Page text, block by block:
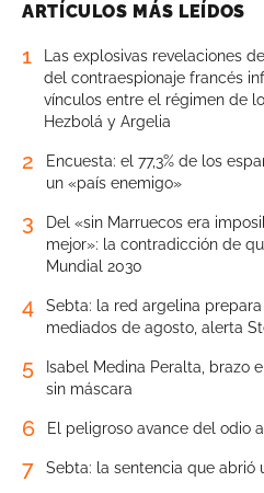
ARTÍCULOS MÁS LEÍDOS
1
Las explosivas revelaciones
del contraespionaje francés
vínculos entre el régimen de
Hezbolá y Argelia
2
Encuesta: el 77,3% de los
un «país enemigo»
3
Del «sin Marruecos era
mejor»: la contradicción de
Mundial 2030
4
Sebta: la red argelina
mediados de agosto, alerta
5
Isabel Medina Peralta, brazo
sin máscara
6 El peligroso avance del odio
7 Sebta: la sentencia que abrió